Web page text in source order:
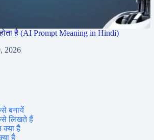
होता है (AI Prompt Meaning in Hindi)
2026
बनायें
लिखते हैं
क्या है
है